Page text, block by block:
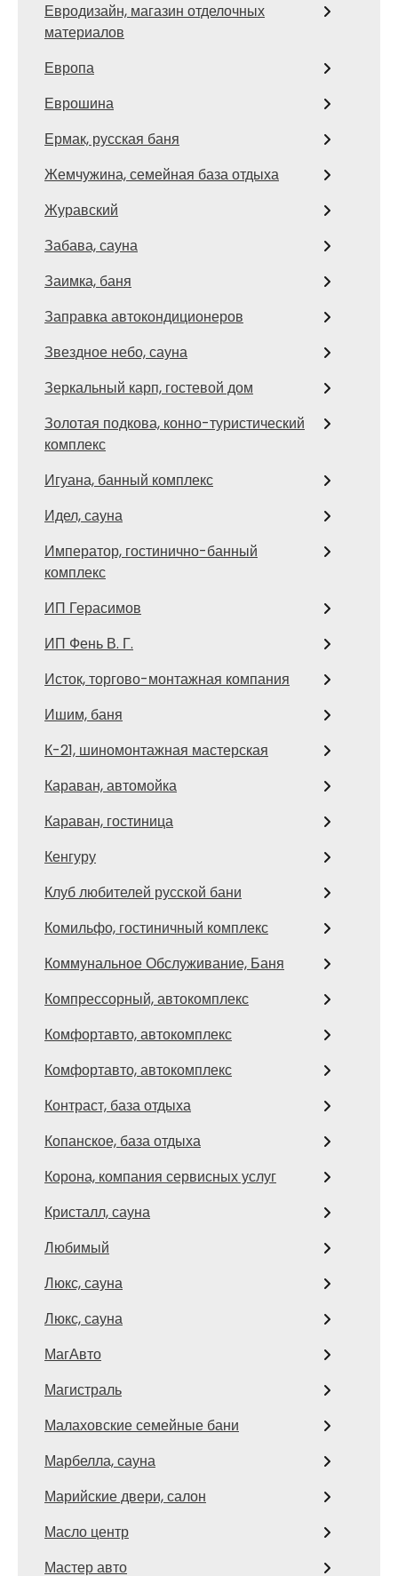
Евродизайн, магазин отделочных
материалов
Европа
Еврошина
Ермак, русская баня
Жемчужина, семейная база отдыха
Журавский
Забава, сауна
Заимка, баня
Заправка автокондиционеров
Звездное небо, сауна
Зеркальный карп, гостевой дом
Золотая подкова, конно-туристический
комплекс
Игуана, банный комплекс
Идел, сауна
Император, гостинично-банный
комплекс
ИП Герасимов
ИП Фень В. Г.
Исток, торгово-монтажная компания
Ишим, баня
К-21, шиномонтажная мастерская
Караван, автомойка
Караван, гостиница
Кенгуру
Клуб любителей русской бани
Комильфо, гостиничный комплекс
Коммунальное Обслуживание, Баня
Компрессорный, автокомплекс
Комфортавто, автокомплекс
Комфортавто, автокомплекс
Контраст, база отдыха
Копанское, база отдыха
Корона, компания сервисных услуг
Кристалл, сауна
Любимый
Люкс, сауна
Люкс, сауна
МагАвто
Магистраль
Малаховские семейные бани
Марбелла, сауна
Марийские двери, салон
Масло центр
Мастер авто